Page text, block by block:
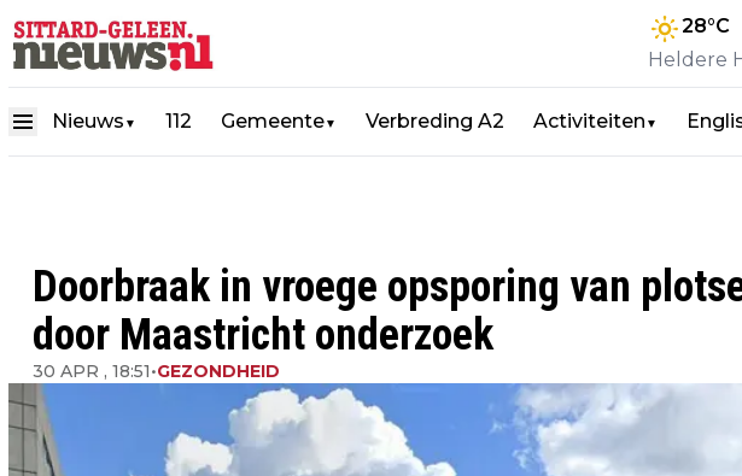
28°C
Heldere
Nieuws ▼ 112 Gemeente▼ Verbreding A2 Activiteiten ▼
Doorbraak in vroege opsporing van
door Maastricht onderzoek
30 APR , 18:51•GEZONDHEID